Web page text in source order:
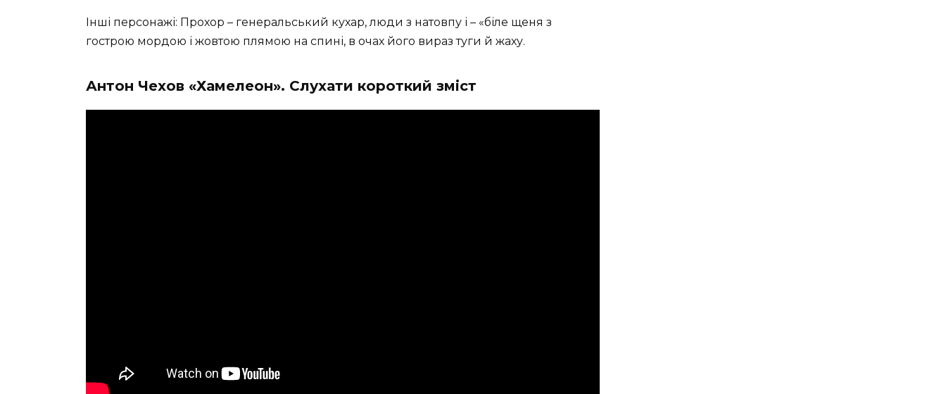
Інші персонажі: Прохор – генеральський кухар, люди з натовпу і – «біле щеня з
гострою мордою і жовтою плямою на спині, в очах його вираз туги й жаху.
Антон Чехов «Хамелеон». Слухати короткий зміст